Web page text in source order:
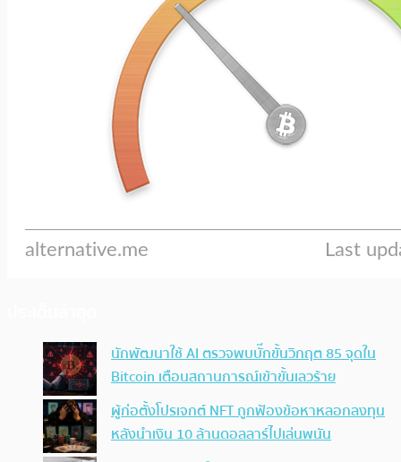
นักพัฒนาใช้ AI ตรวจพบบั๊กขั้นวิกฤต 85 จุดใน
Bitcoin เตือนสถานการณ์เข้าขั้นเลวร้าย
ผู้ก่อตั้งโปรเจกต์ NFT ถูกฟ้องข้อหาหลอกลงทุน
หลังนำเงิน 10 ล้านดอลลาร์ไปเล่นพนัน